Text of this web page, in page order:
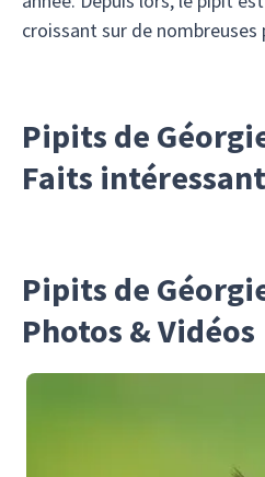
croissant sur de nombreuses
Pipits de
Faits
Pipits de
Photos & Vidéos